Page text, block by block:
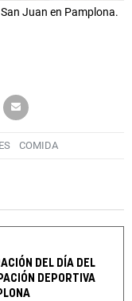
Juan en Pamplona.
COMIDA
DEL DÍA DEL
DEPORTIVA